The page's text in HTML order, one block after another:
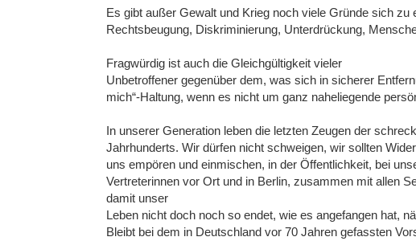
Es gibt außer Gewalt und Krieg noch viele Gründe sich zu
Rechtsbeugung, Diskriminierung, Unterdrückung,
Fragwürdig ist auch die Gleichgültigkeit vieler
Unbetroffener gegenüber dem, was sich in sicherer
mich“-Haltung, wenn es nicht um ganz naheliegende
In unserer Generation leben die letzten Zeugen der
Jahrhunderts. Wir dürfen nicht schweigen, wir sollten
uns empören und einmischen, in der Öffentlichkeit, bei
Vertreterinnen vor Ort und in Berlin, zusammen mit allen
damit unser
Leben nicht doch noch so endet, wie es angefangen hat,
Bleibt bei dem in Deutschland vor 70 Jahren gefassten